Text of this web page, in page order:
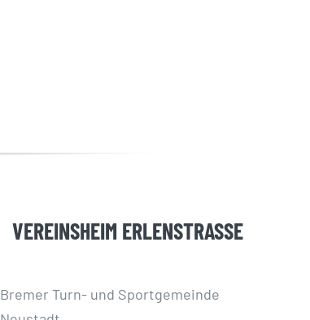
VEREINSHEIM ERLENSTRASSE
Bremer Turn- und Sportgemeinde